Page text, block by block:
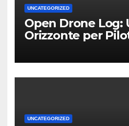
UNCATEGORIZED
Open Drone Log:
Orizzonte per
UNCATEGORIZED